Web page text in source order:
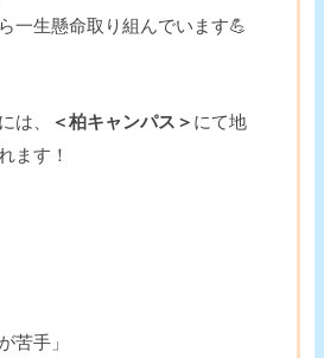
一生懸命取り組んでいます💪
は、 ＜柏キャンパス＞にて地
ます！
苦手」